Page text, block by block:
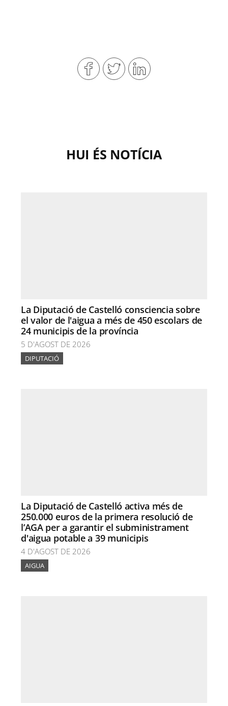
HUI ÉS NOTÍCIA
La Diputació de Castelló consciencia sobre
el valor de l'aigua a més de 450 escolars de
24 municipis de la província
5 D'AGOST DE 2026
DIPUTACIÓ
La Diputació de Castelló activa més de
250.000 euros de la primera resolució de
l’AGA per a garantir el subministrament
d'aigua potable a 39 municipis
4 D'AGOST DE 2026
AIGUA